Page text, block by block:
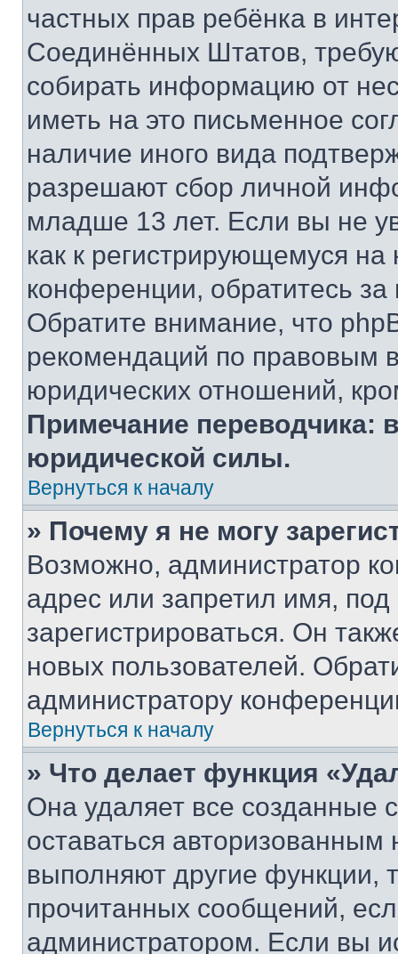
частных прав ребёнка в
Соединённых Штатов,
собирать информацию от
иметь на это письменное
наличие иного вида
разрешают сбор личной
младше 13 лет. Если вы не
как к регистрирующемуся
конференции, обратитесь
Обратите внимание, что
рекомендаций по правовым
юридических отношений,
Примечание переводчика:
юридической силы.
Вернуться к началу
» Почему я не могу
Возможно, администратор
адрес или запретил имя,
зарегистрироваться. Он
новых пользователей.
администратору
Вернуться к началу
» Что делает функция
Она удаляет все созданные
оставаться
выполняют другие функции,
прочитанных сообщений,
администратором. Если вы